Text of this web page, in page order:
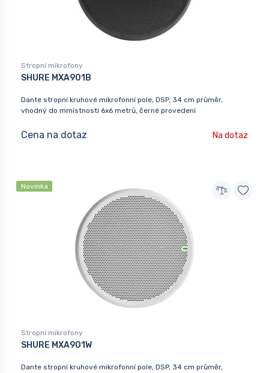
Stropní mikrofony
SHURE MXA901B
Dante stropní kruhové mikrofonní pole, DSP, 34 cm průměr,
vhodný do mmístnosti 6x6 metrů, černé provedení
Cena na dotaz Na dotaz
Novinka
Stropní mikrofony
SHURE MXA901W
Dante stropní kruhové mikrofonní pole, DSP, 34 cm průměr,